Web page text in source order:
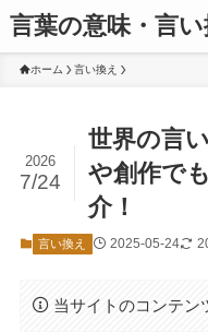
言葉の意味・言
ホーム 言い換え
世界の言
や創作で
介！
2026
7/24
言い換え 2025-05-24
当サイトのコンテン